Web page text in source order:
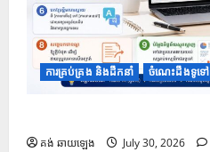
ការគ្រប់គ្រង និងដឹកនាំ ចំណេះដឹងទូទៅ
គង់ ឆាយឡេង July 30, 2026